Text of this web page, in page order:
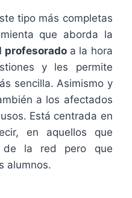
tipo más completas
que aborda la
profesoradoa la hora
y les permite
sencilla. Asimismo y
a los afectados
Está centrada en
en aquellos que
de la red pero que
alumnos.